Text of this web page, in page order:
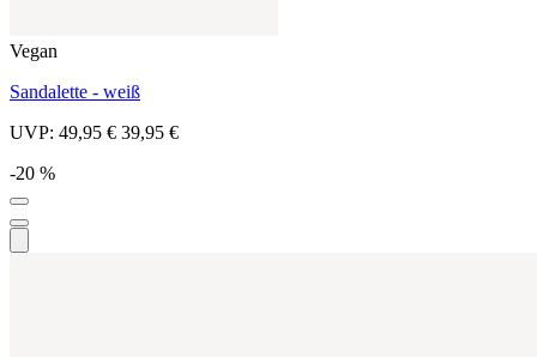
Vegan
Sandalette - weiß
UVP: 49,95 € 39,95 €
-20 %